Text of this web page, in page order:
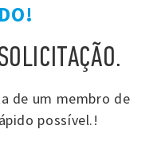
de um membro de
possível.!